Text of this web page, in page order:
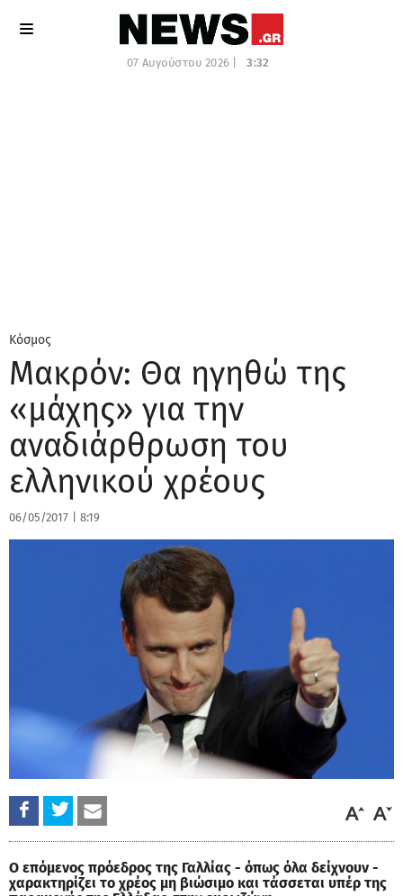
07 Αυγούστου 2026 | 3:32
Κόσμος
Μακρόν: Θα ηγηθώ της
«μάχης» για την
αναδιάρθρωση του
ελληνικού χρέους
06/05/2017 8:19
Ο επόμενος πρόεδρος της Γαλλίας - όπως όλα δείχνουν -
χαρακτηρίζει το χρέος μη βιώσιμο και τάσσεται υπέρ της